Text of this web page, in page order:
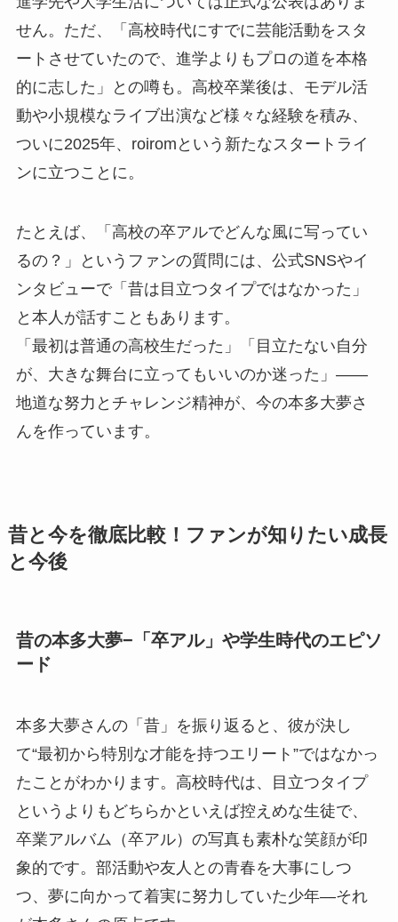
せん。ただ、「高校時代にすでに芸能活動をスタ
ートさせていたので、進学よりもプロの道を本格
的に志した」との噂も。高校卒業後は、モデル活
動や小規模なライブ出演など様々な経験を積み、
ついに2025年、roiromという新たなスタートライ
ンに立つことに。
たとえば、「高校の卒アルでどんな風に写ってい
るの？」というファンの質問には、公式SNSやイ
ンタビューで「昔は目立つタイプではなかった」
と本人が話すこともあります。
「最初は普通の高校生だった」「目立たない自分
が、大きな舞台に立ってもいいのか迷った」――
地道な努力とチャレンジ精神が、今の本多大夢さ
んを作っています。
昔と今を徹底比較！ファンが知りたい成長
と今後
昔の本多大夢−「卒アル」や学生時代のエピソ
ード
本多大夢さんの「昔」を振り返ると、彼が決し
て“最初から特別な才能を持つエリート”ではなかっ
たことがわかります。高校時代は、目立つタイプ
というよりもどちらかといえば控えめな生徒で、
卒業アルバム（卒アル）の写真も素朴な笑顔が印
象的です。部活動や友人との青春を大事にしつ
つ、夢に向かって着実に努力していた少年―それ